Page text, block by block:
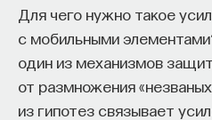
Для чего нужно такое
с мобильными
один из механизмов
от размножения
из гипотез связывает
НАД МАТЕРИАЛОМ